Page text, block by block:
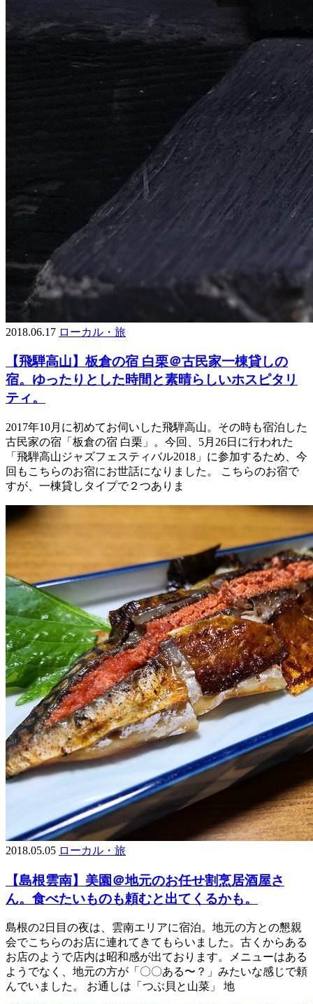
2018.06.17 ローカル・旅
【飛騨高山】板倉の宿 白栗＠古民家一棟貸しの
宿。ゆったりとした時間と素晴らしいホスピタリ
ティ。
2017年10月に初めてお伺いした飛騨高山。その時も宿泊した
古民家の宿「板倉の宿 白栗」。今回、5月26日に行われた
「飛騨高山ジャズフェスティバル2018」に参加するため、今
回もこちらのお宿にお世話になりました。 こちらのお宿で
すが、一棟貸しタイプで２つありま
2018.05.05 ローカル・旅
【島根雲南】美園＠地元のお任せ割烹居酒屋さ
ん。食べたいものも頼むと出てくるかも。
島根の2日目の夜は、雲南エリアに宿泊。地元の方との懇親
会でこちらのお店に連れてきてもらいました。古くからある
お店のようで店内は昭和感が出ております。メニューはある
ようでなく、地元の方が「〇〇ある〜？」みたいな感じで頼
んでいました。 お通しは「つぶ貝と山菜」 地